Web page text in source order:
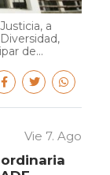
a
de...
Vie 7. Ago